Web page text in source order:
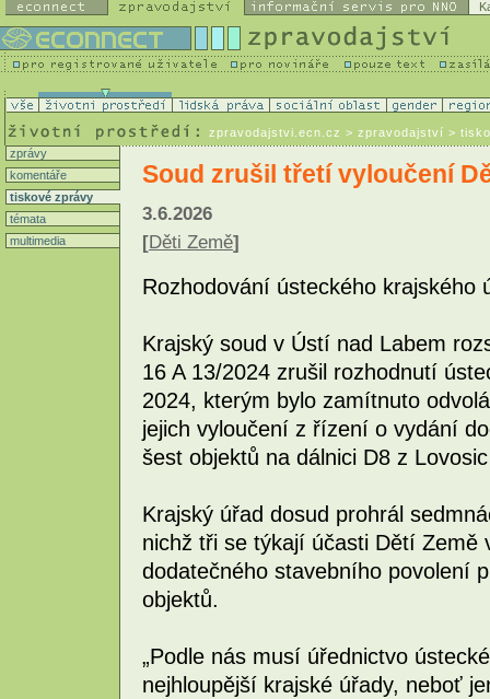
zpravodajstvi.ecn.cz > zpravodajství >
zprávy
komentáře
tiskové zprávy
témata
multimedia
Soud zrušil třetí vyloučení
3.6.2026
[Děti Země]
Rozhodování ústeckého krajského
Krajský soud v Ústí nad Labem
16 A 13/2024 zrušil rozhodnutí
2024, kterým bylo zamítnuto
jejich vyloučení z řízení o vydání
šest objektů na dálnici D8 z
Krajský úřad dosud prohrál
nichž tři se týkají účasti Dětí
dodatečného stavebního povolení
objektů.
„Podle nás musí úřednictvo
nejhloupější krajské úřady, neboť